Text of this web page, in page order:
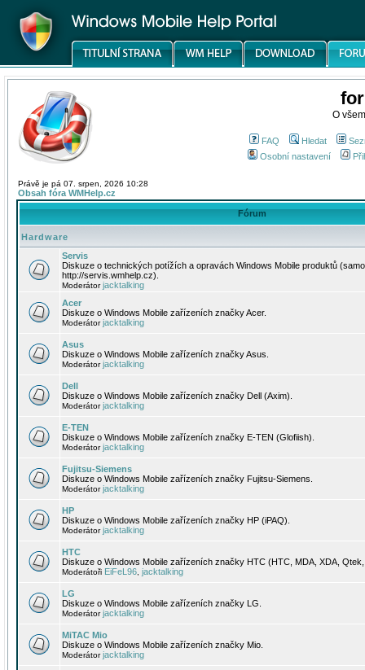
O
FAQ Hledat
Osobní nastavení
Právě je pá 07. srpen, 2026 10:28
Obsah fóra WMHelp.cz
Fórum
Hardware
Servis
Diskuze o technických potížích a opravách Windows Mobile produktů
http://servis.wmhelp.cz).
Moderátorjacktalking
Acer
Diskuze o Windows Mobile zařízeních značky Acer.
Moderátorjacktalking
Asus
Diskuze o Windows Mobile zařízeních značky Asus.
Moderátorjacktalking
Dell
Diskuze o Windows Mobile zařízeních značky Dell (Axim).
Moderátorjacktalking
E-TEN
Diskuze o Windows Mobile zařízeních značky E-TEN (Glofiish).
Moderátorjacktalking
Fujitsu-Siemens
Diskuze o Windows Mobile zařízeních značky Fujitsu-Siemens.
Moderátorjacktalking
HP
Diskuze o Windows Mobile zařízeních značky HP (iPAQ).
Moderátorjacktalking
HTC
Diskuze o Windows Mobile zařízeních značky HTC (HTC, MDA, XDA,
Moderátoři EiFeL96 jacktalking
LG
Diskuze o Windows Mobile zařízeních značky LG.
Moderátorjacktalking
MiTAC Mio
Diskuze o Windows Mobile zařízeních značky Mio.
Moderátorjacktalking